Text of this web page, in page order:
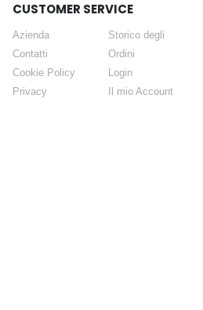
CUSTOMER SERVICE
Azienda
Contatti
Cookie Policy
Privacy
Storico degli
Ordini
Login
Il mio Account